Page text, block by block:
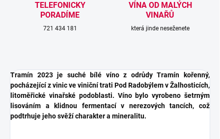
TELEFONICKY
PORADÍME
721 434 181
VÍNA OD MALÝCH
VINAŘŮ
která jinde neseženete
Tramín 2023 je suché bílé víno z odrůdy Tramín kořenný,
pocházející z vinic ve viniční trati Pod Radobýlem v Žalhosticích,
litoměřické vinařské podoblasti. Víno bylo vyrobeno šetrným
lisováním a klidnou fermentací v nerezových tancích, což
podtrhuje jeho svěží charakter a mineralitu.